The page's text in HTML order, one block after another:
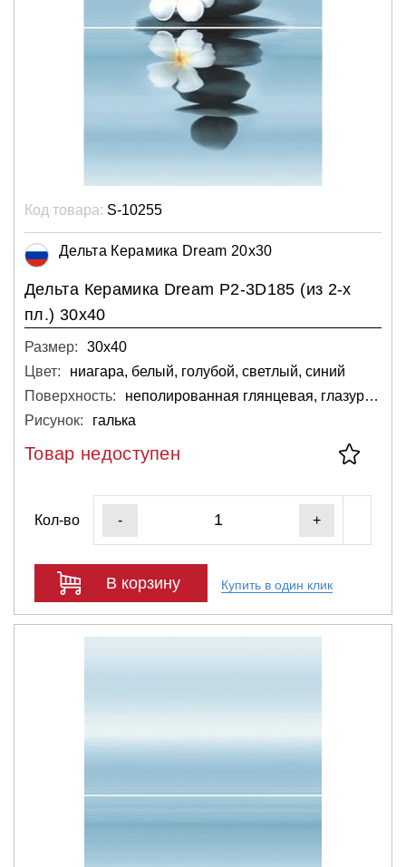
Код товара: S-10255
Дельта Керамика Dream 20x30
Дельта Керамика Dream P2-3D185 (из 2-х
пл.) 30x40
Размер:
30х40
Цвет:
ниагара, белый, голубой, светлый, синий
Поверхность:
неполированная глянцевая, глазурованная, глянцевая
Рисунок:
галька
Товар недоступен
Кол-во - +
В корзину Купить в один клик